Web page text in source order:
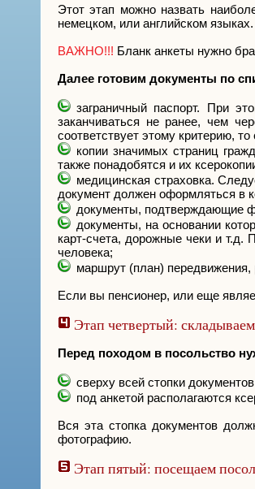
Этот этап можно назвать
немецком, или английском языках.
ВАЖНО!!! Бланк анкеты нужно
Далее готовим документы по
заграничный паспорт. При
заканчиваться не ранее, чем
соответствует этому критерию,
копии значимых страниц
также понадобятся и их
медицинская страховка.
документ должен оформляться в
документы, подтверждающие
документы, на основании
карт-счета, дорожные чеки и
человека;
маршрут (план) передвижения,
Если вы пенсионер, или еще
Этап четвертый:
Перед походом в посольство
сверху всей стопки
под анкетой располагаются
Вся эта стопка документов
фотографию.
Этап пятый: посещаем